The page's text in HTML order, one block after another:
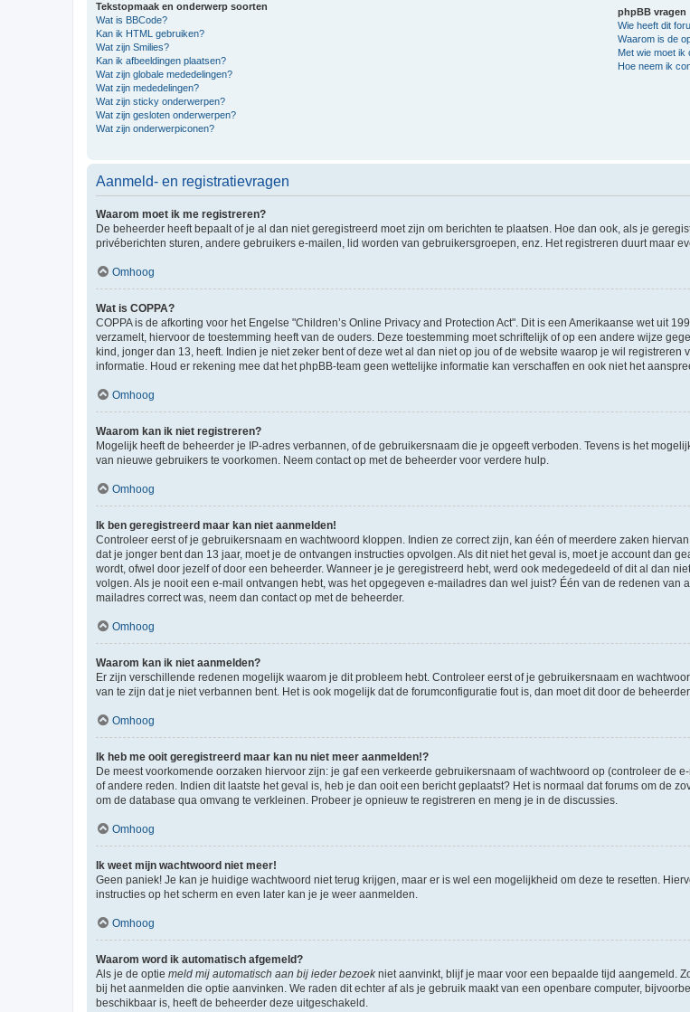
Tekstopmaak en onderwerp soorten
Wat is BBCode?
Kan ik HTML gebruiken?
Wat zijn Smilies?
Kan ik afbeeldingen plaatsen?
Wat zijn globale mededelingen?
Wat zijn mededelingen?
Wat zijn sticky onderwerpen?
Wat zijn gesloten onderwerpen?
Wat zijn onderwerpiconen?
phpBB vragen
Wie heeft dit
Waarom is de
Met wie moet ik
Hoe neem ik
Aanmeld- en registratievragen
Waarom moet ik me registreren?
De beheerder heeft bepaalt of je al dan niet geregistreerd moet zijn om berichten te plaatsen. Hoe dan ook, als je
privéberichten sturen, andere gebruikers e-mailen, lid worden van gebruikersgroepen, enz. Het registreren duurt maar
Omhoog
Wat is COPPA?
COPPA is de afkorting voor het Engelse "Children’s Online Privacy and Protection Act". Dit is een Amerikaanse wet uit
verzamelt, hiervoor de toestemming heeft van de ouders. Deze toestemming moet schriftelijk of op een andere wijze
kind, jonger dan 13, heeft. Indien je niet zeker bent of deze wet al dan niet op jou of de website waarop je wil
informatie. Houd er rekening mee dat het phpBB-team geen wettelijke informatie kan verschaffen en ook niet het
Omhoog
Waarom kan ik niet registreren?
Mogelijk heeft de beheerder je IP-adres verbannen, of de gebruikersnaam die je opgeeft verboden. Tevens is het
van nieuwe gebruikers te voorkomen. Neem contact op met de beheerder voor verdere hulp.
Omhoog
Ik ben geregistreerd maar kan niet aanmelden!
Controleer eerst of je gebruikersnaam en wachtwoord kloppen. Indien ze correct zijn, kan één of meerdere zaken
dat je jonger bent dan 13 jaar, moet je de ontvangen instructies opvolgen. Als dit niet het geval is, moet je account dan
wordt, ofwel door jezelf of door een beheerder. Wanneer je je geregistreerd hebt, werd ook medegedeeld of dit al dan
volgen. Als je nooit een e-mail ontvangen hebt, was het opgegeven e-mailadres dan wel juist? Één van de redenen
mailadres correct was, neem dan contact op met de beheerder.
Omhoog
Waarom kan ik niet aanmelden?
Er zijn verschillende redenen mogelijk waarom je dit probleem hebt. Controleer eerst of je gebruikersnaam en
van te zijn dat je niet verbannen bent. Het is ook mogelijk dat de forumconfiguratie fout is, dan moet dit door de
Omhoog
Ik heb me ooit geregistreerd maar kan nu niet meer aanmelden!?
De meest voorkomende oorzaken hiervoor zijn: je gaf een verkeerde gebruikersnaam of wachtwoord op (controleer de
of andere reden. Indien dit laatste het geval is, heb je dan ooit een bericht geplaatst? Het is normaal dat forums om de
om de database qua omvang te verkleinen. Probeer je opnieuw te registreren en meng je in de discussies.
Omhoog
Ik weet mijn wachtwoord niet meer!
Geen paniek! Je kan je huidige wachtwoord niet terug krijgen, maar er is wel een mogelijkheid om deze te resetten.
instructies op het scherm en even later kan je je weer aanmelden.
Omhoog
Waarom word ik automatisch afgemeld?
Als je de optie meld mij automatisch aan bij ieder bezoekniet aanvinkt, blijf je maar voor een bepaalde tijd aangemeld.
bij het aanmelden die optie aanvinken. We raden dit echter af als je gebruik maakt van een openbare computer,
beschikbaar is, heeft de beheerder deze uitgeschakeld.